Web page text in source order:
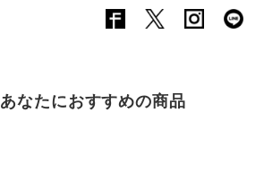
あなたにおすすめの商品